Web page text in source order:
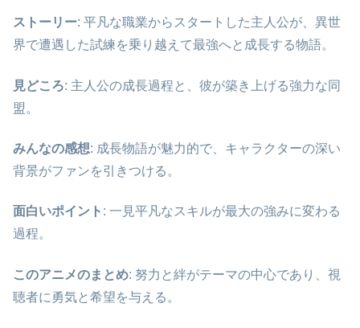
ストーリー: 平凡な職業からスタートした主人公が、異世
界で遭遇した試練を乗り越えて最強へと成長する物語。
見どころ: 主人公の成長過程と、彼が築き上げる強力な同
盟。
みんなの感想: 成長物語が魅力的で、キャラクターの深い
背景がファンを引きつける。
面白いポイント : 一見平凡なスキルが最大の強みに変わる
過程。
このアニメのまとめ: 努力と絆がテーマの中心であり、視
聴者に勇気と希望を与える。